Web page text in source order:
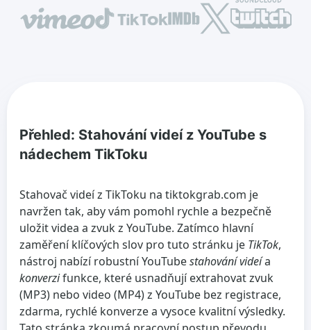
Přehled: Stahování videí z YouTube s
nádechem TikToku
Stahovač videí z TikToku na tiktokgrab.com je
navržen tak, aby vám pomohl rychle a bezpečně
uložit videa a zvuk z YouTube. Zatímco hlavní
zaměření klíčových slov pro tuto stránku je TikTok,
nástroj nabízí robustní YouTubestahování videía
konverzifunkce, které usnadňují extrahovat zvuk
(MP3) nebo video (MP4) z YouTube bez registrace,
zdarma, rychlé konverze a vysoce kvalitní výsledky.